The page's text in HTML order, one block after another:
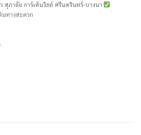
ศุภาลัย การ์เด้นวิลล์ ศรีนครินทร์-บางนา
นทางสะดวก
เดือน (รวมส่วนกลางแล้ว)